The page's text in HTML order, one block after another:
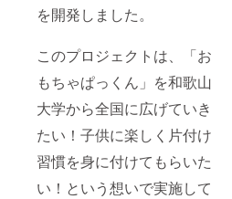
を開発しました。
このプロジェクトは、「お
もちゃぱっくん」を和歌山
大学から全国に広げていき
たい！子供に楽しく片付け
習慣を身に付けてもらいた
い！という想いで実施して